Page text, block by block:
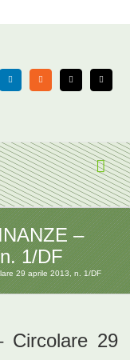
LinkedIn Rss X Email
–
1/DF
29 aprile 2013, n. 1/DF
Circolare 29